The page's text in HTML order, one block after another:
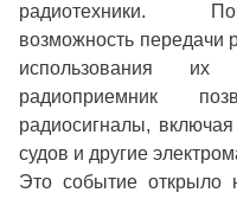
радиотехники.
возможность передачи
использования
радиоприемник
радиосигналы,
судов и другие
Это событие открыло